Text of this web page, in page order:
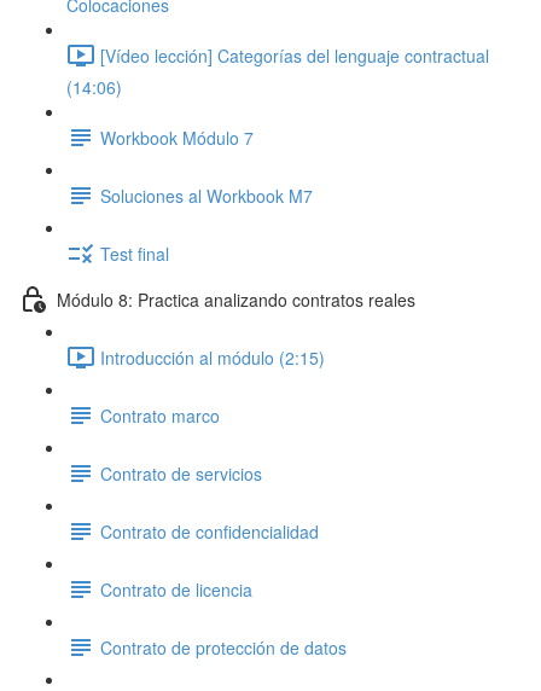
Colocaciones
[Vídeo lección] Categorías del lenguaje contractual
(14:06)
Workbook Módulo 7
Soluciones al Workbook M7
Test final
Módulo 8: Practica analizando contratos reales
Introducción al módulo (2:15)
Contrato marco
Contrato de servicios
Contrato de confidencialidad
Contrato de licencia
Contrato de protección de datos